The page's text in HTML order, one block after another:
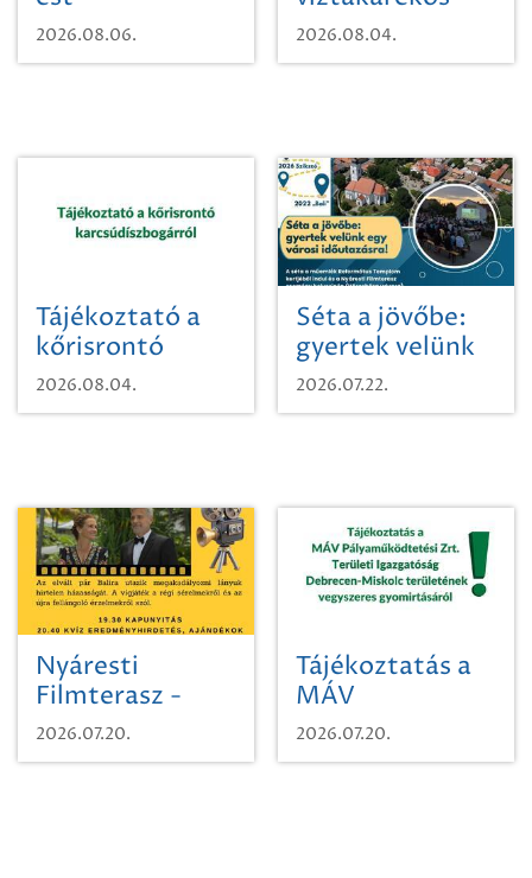
2026.08.06.
vízhasználatról
2026.08.04.
Tájékoztató a
kőrisrontó
karcsúdíszbogárról
2026.08.04.
Séta a jövőbe:
gyertek velünk
egy városi
időutazásra!
2026.07.22.
Nyáresti
Filmterasz -
Beugró a
Paradicsomba
2026.07.20.
Tájékoztatás a
MÁV
Pályaműködtetési
Zrt. Területi
2026.07.20.